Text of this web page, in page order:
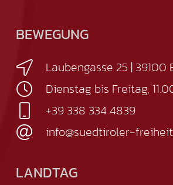
BEWEGUNG
Laubengasse 25 | 39100
Dienstag bis Freitag,
+39 338 334 4839
info@suedtiroler-
LANDTAG